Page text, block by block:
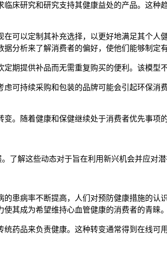
床研究和研究支持其健康益处的产品。这种
可以定制其补充选择，以更好地满足其个
分析来了解消费者的偏好，使他们能够制定
期提供补品而无需重复购买的便利。该模型
可持续采购和包装的品牌可能会引起环保
。随着健康和保健继续处于消费者优先事项
了解这些动态对于旨在利用新兴机会并应对
患病率不断提高，人们对预防健康措施的
其成为希望维持心血管健康的消费者的青睐。
药品来负责健康。这种转变通常得到在线可